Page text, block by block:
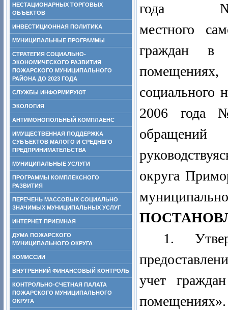
НЕСТАЦИОНАРНЫХ ТОРГОВЫХ
ОБЪЕКТОВ
ИНВЕСТИЦИОННАЯ ПОЛИТИКА
МУНИЦИПАЛЬНЫЕ ПРОГРАММЫ
СТРАТЕГИЯ СОЦИАЛЬНО-
ЭКОНОМИЧЕСКОГО РАЗВИТИЯ
ПОЖАРСКОГО МУНИЦИПАЛЬНОГО
РАЙОНА ДО 2023 ГОДА
СЛУЖБЫ ИНФОРМИРУЮТ
ЭКОЛОГИЯ
АНТИМОНОПОЛЬНЫЙ КОМПЛАЕНС
ИМУЩЕСТВЕННАЯ ПОДДЕРЖКА
СУБЪЕКТОВ МАЛОГО И СРЕДНЕГО
ПРЕДПРИНИМАТЕЛЬСТВА
МУНИЦИПАЛЬНЫЕ УСЛУГИ
ПРОГРАММЫ КОМПЛЕКСНОГО
РАЗВИТИЯ
ПЕРЕЧЕНЬ МАССОВЫХ СОЦИАЛЬНО
ЗНАЧИМЫХ МУНИЦИПАЛЬНЫХ УСЛУГ
ИНТЕРНЕТ ПРИЕМНАЯ
ДУМА ПОЖАРСКОГО
МУНИЦИПАЛЬНОГО ОКРУГА
КОМИССИИ
ВНУТРЕННИЙ ФИНАНСОВЫЙ КОНТРОЛЬ
КОНТРОЛЬНО-СЧЕТНАЯ ПАЛАТА
ПОЖАРСКОГО МУНИЦИПАЛЬНОГО
ОКРУГА
года №
местного
граждан в
социального
2006 года
обращений
округа
1.
учет
помещениях».